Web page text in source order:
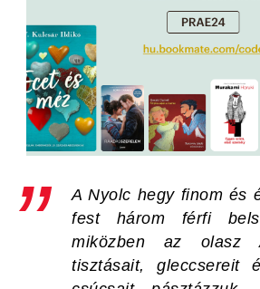
ANyolc hegyfinom és
fest három férfi
miközben az olasz
tisztásait, gleccsereit